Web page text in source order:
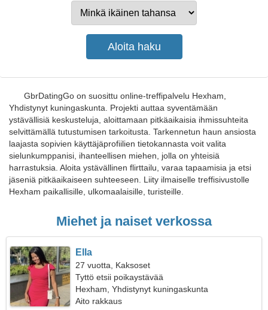
GbrDatingGo on suosittu online-treffipalvelu Hexham,
Yhdistynyt kuningaskunta. Projekti auttaa syventämään
ystävällisiä keskusteluja, aloittamaan pitkäaikaisia ihmissuhteita
selvittämällä tutustumisen tarkoitusta. Tarkennetun haun ansiosta
laajasta sopivien käyttäjäprofiilien tietokannasta voit valita
sielunkumppanisi, ihanteellisen miehen, jolla on yhteisiä
harrastuksia. Aloita ystävällinen flirttailu, varaa tapaamisia ja etsi
jäseniä pitkäaikaiseen suhteeseen. Liity ilmaiselle treffisivustolle
Hexham paikallisille, ulkomaalaisille, turisteille.
Miehet ja naiset verkossa
Ella
27 vuotta, Kaksoset
Tyttö etsii poikaystävää
Hexham, Yhdistynyt kuningaskunta
Aito rakkaus